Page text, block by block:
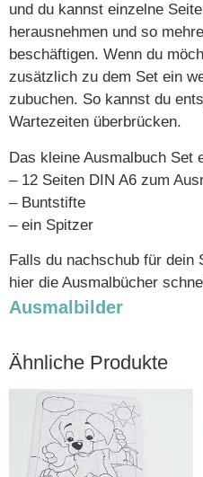
und du kannst einzelne
herausnehmen und so
beschäftigen. Wenn du
zusätzlich zu dem Set ein
zubuchen. So kannst du
Wartezeiten überbrücken.
Das kleine Ausmalbuch Set
– 12 Seiten DIN A6 zum
– Buntstifte
– ein Spitzer
Falls du nachschub für dein
hier die Ausmalbücher
Ausmalbilder
Ähnliche Produkte